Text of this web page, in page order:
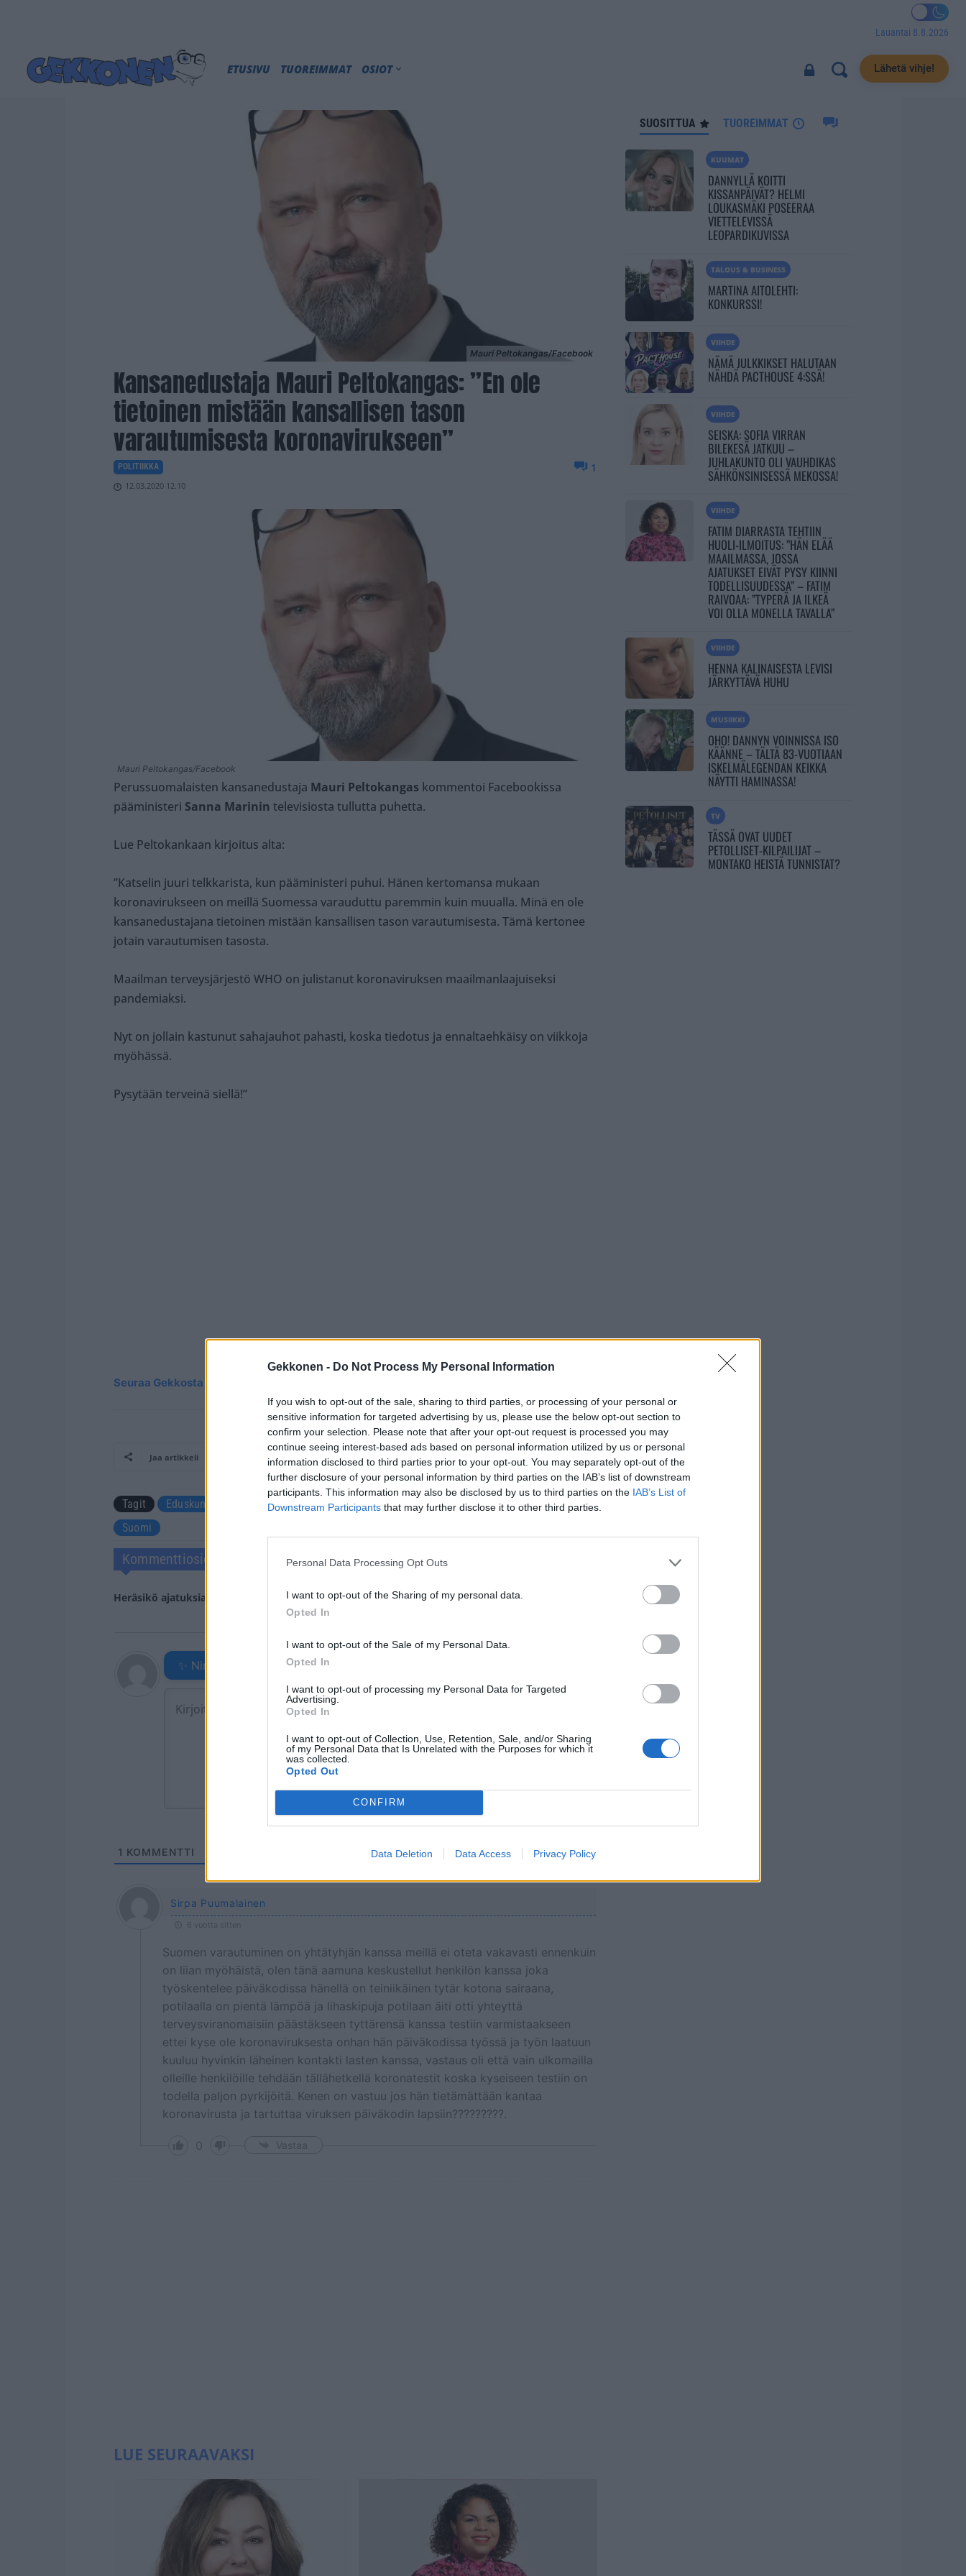
Gekkonen - Do Not Process My Personal Information
If you wish to opt-out of the sale, sharing to third parties, or processing of your personal or
sensitive information for targeted advertising by us, please use the below opt-out section to
confirm your selection. Please note that after your opt-out request is processed you may
continue seeing interest-based ads based on personal information utilized by us or personal
information disclosed to third parties prior to your opt-out. You may separately opt-out of the
further disclosure of your personal information by third parties on the IAB’s list of downstream
participants. This information may also be disclosed by us to third parties on the IAB’s List of
Downstream Participants that may further disclose it to other third parties.
Personal Data Processing Opt Outs
I want to opt-out of the Sharing of my personal data.
Opted In
I want to opt-out of the Sale of my Personal Data.
Opted In
I want to opt-out of processing my Personal Data for Targeted
Advertising.
Opted In
I want to opt-out of Collection, Use, Retention, Sale, and/or Sharing
of my Personal Data that Is Unrelated with the Purposes for which it
was collected.
Opted Out
CONFIRM
Data Deletion Data Access Privacy Policy
Lauantai 8.8.2026
ETUSIVU TUOREIMMAT OSIOT Lähetä vihje!
Mauri Peltokangas/Facebook
Kansanedustaja Mauri Peltokangas: ”En ole
tietoinen mistään kansallisen tason
varautumisesta koronavirukseen”
POLITIIKKA
12.03.2020 12.10
1
Mauri Peltokangas/Facebook
Perussuomalaisten kansanedustaja Mauri Peltokangas kommentoi Facebookissa
pääministeri Sanna Marinin televisiosta tullutta puhetta.
Lue Peltokankaan kirjoitus alta:
”Katselin juuri telkkarista, kun pääministeri puhui. Hänen kertomansa mukaan
koronavirukseen on meillä Suomessa varauduttu paremmin kuin muualla. Minä en ole
kansanedustajana tietoinen mistään kansallisen tason varautumisesta. Tämä kertonee
jotain varautumisen tasosta.
Maailman terveysjärjestö WHO on julistanut koronaviruksen maailmanlaajuiseksi
pandemiaksi.
Nyt on jollain kastunut sahajauhot pahasti, koska tiedotus ja ennaltaehkäisy on viikkoja
myöhässä.
Pysytään terveinä siellä!”
Seuraa Gekkosta Instagramissa
Teksti: Toimitus
Jaa artikkeli
Tagit Eduskunta Kansanedustaja Koronavirus Mauri Peltokangas
Sanna Marin
Suomi
Kommenttiosio
Heräsikö ajatuksia? Kerro mielipiteesi.Tutustu kuitenkinsääntöihin.
✨ Nimikone
1 KOMMENTTI
Sirpa Puumalainen
6 vuotta sitten
Suomen varautuminen on yhtätyhjän kanssa meillä ei oteta vakavasti ennenkuin
on liian myöhäistä, olen tänä aamuna keskustellut henkilön kanssa joka
työskentelee päiväkodissa hänellä on teiniikäinen tytär kotona sairaana,
potilaalla on pientä lämpöä ja lihaskipuja potilaan äiti otti yhteyttä
terveysviranomaisiin päästäkseen tyttärensä kanssa testiin varmistaakseen
ettei kyse ole koronaviruksesta onhan hän päiväkodissa työssä ja työn laatuun
kuuluu hyvinkin läheinen kontakti lasten kanssa, vastaus oli että vain ulkomailla
olleille henkilöille tehdään tällähetkellä koronatestit koska kyseiseen testiin on
todella paljon pyrkijöitä. Kenen on vastuu jos hän tietämättään kantaa
koronavirusta ja tartuttaa viruksen päiväkodin lapsiin?????????.
0 Vastaa
LUE SEURAAVAKSI
SUOSITTUA TUOREIMMAT
KUUMAT
DANNYLLÄ KOITTI
KISSANPÄIVÄT? HELMI
LOUKASMÄKI POSEERAA
VIETTELEVISSÄ
LEOPARDIKUVISSA
TALOUS & BUSINESS
MARTINA AITOLEHTI:
KONKURSSI!
VIIHDE
NÄMÄ JULKKIKSET HALUTAAN
NÄHDÄ PACTHOUSE 4:SSÄ!
VIIHDE
SEISKA: SOFIA VIRRAN
BILEKESÄ JATKUU –
JUHLAKUNTO OLI VAUHDIKAS
SÄHKÖNSINISESSÄ MEKOSSA!
VIIHDE
FATIM DIARRASTA TEHTIIN
HUOLI-ILMOITUS: ”HÄN ELÄÄ
MAAILMASSA, JOSSA
AJATUKSET EIVÄT PYSY KIINNI
TODELLISUUDESSA” – FATIM
RAIVOAA: ”TYPERÄ JA ILKEÄ
VOI OLLA MONELLA TAVALLA”
VIIHDE
HENNA KALINAISESTA LEVISI
JÄRKYTTÄVÄ HUHU
MUSIIKKI
OHO! DANNYN VOINNISSA ISO
KÄÄNNE – TÄLTÄ 83-VUOTIAAN
ISKELMÄLEGENDAN KEIKKA
NÄYTTI HAMINASSA!
TV
TÄSSÄ OVAT UUDET
PETOLLISET-KILPAILIJAT –
MONTAKO HEISTÄ TUNNISTAT?